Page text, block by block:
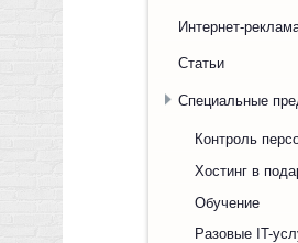
Интернет-
Статьи
Специальные
Контроль
Хостинг в
Обучение
Разовые IT-